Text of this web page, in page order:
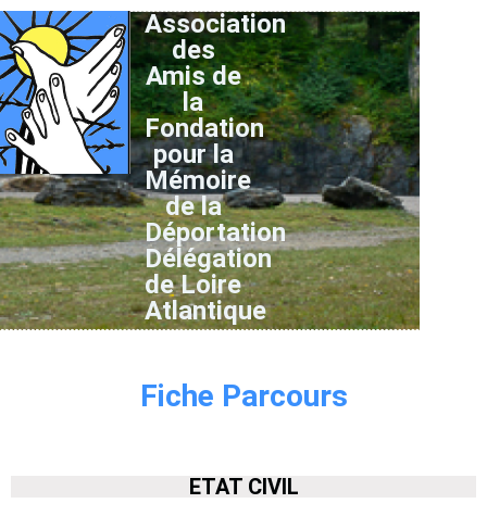
Association
des
Amis de
la
Fondation
pour la
Mémoire
de la
Déportation
Délégation
de Loire
Atlantique
Fiche Parcours
ETAT CIVIL